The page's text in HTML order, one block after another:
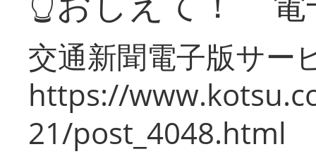
交通新聞電子版サー
https://
21/post_4048.html